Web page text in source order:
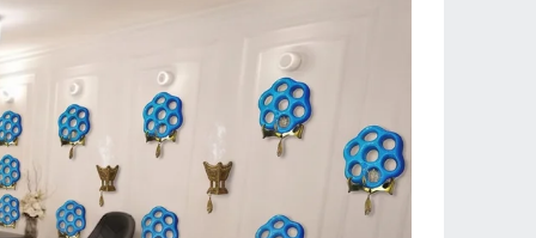
بينهم ضابطان.. توقيف أربعة منتسبين
نفوق جماعي”.. تحذير من كارثة بيئية تهدد